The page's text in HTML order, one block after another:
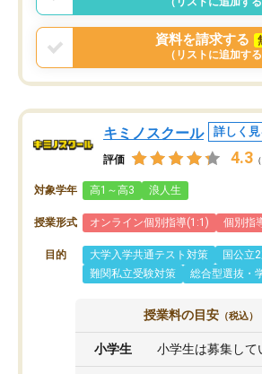
う事にして退会しました。遅れも取り
戻せ、授業内容や講師の方は良かった
と思います。
資料を請求する
（リストに追加する
キミノスクール 詳しく見
評価 4.3
対象学年 高1～高3 浪人生
授業形式 オンライン個別指導(1:1) 個別指
目的 大学入学共通テスト対策
国公立
難関私立受験対策
総合型選抜・
授業料の目安 （税込）
小学生 小学生は募集して